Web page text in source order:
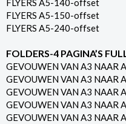
FLYERS A5-140-offset
FLYERS A5-150-offset
FLYERS A5-240-offset
FOLDERS-4 PAGINA’S
GEVOUWEN VAN A3 NAAR
GEVOUWEN VAN A3 NAAR
GEVOUWEN VAN A3 NAAR
GEVOUWEN VAN A3 NAAR
GEVOUWEN VAN A3 NAAR